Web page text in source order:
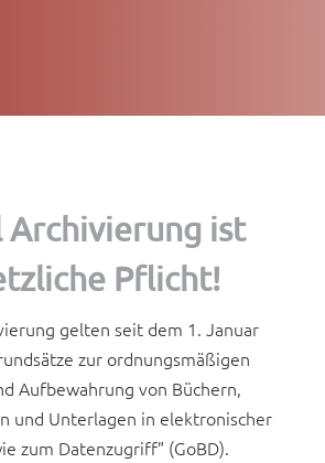
Archivierung ist
Pflicht!
gelten seit dem 1. Januar
zur ordnungsmäßigen
Aufbewahrung von Büchern,
und Unterlagen in elektronischer
zum Datenzugriff” (GoBD).